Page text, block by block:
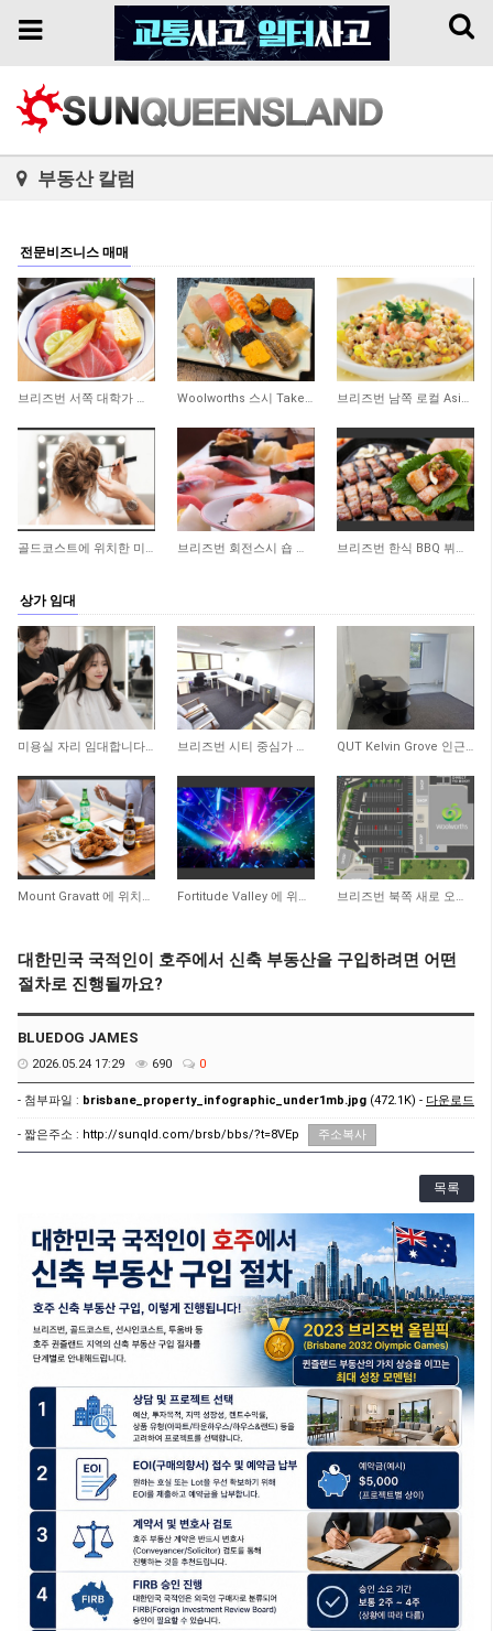
Toggle
Toggle
부동산 칼럼
전문비즈니스 매매
253 브리즈번 서쪽 대학가 인근 일식당 매매 합니다 286 Woolworths 스시 Take Away 숍 매매합니다 261 브리즈번 남쪽 로컬 Asian 식당 매매합니다
182 골드코스트에 위치한 미용실 매매합니다 240 브리즈번 회전스시 숍 매매합니다 250 브리즈번 한식 BBQ 뷔페 레스토랑 매매합니다
상가 임대
762 미용실 자리 임대합니다 - Yeronga 2,394 브리즈번 시티 중심가 사무실 공간 임대합니다 2,803 QUT Kelvin Grove 인근 오피스 공간 임대합니다
3,113 Mount Gravatt 에 위치한 한식(치킨) 또는 일식 가능한 상가 임대합니다 3,546 Fortitude Valley 에 위치한 대형 나이트클럽 자리 임대합니다 4,012 브리즈번 북쪽 새로 오픈하는 쇼핑센터 스시 또는 한식치킨 Takeaway 가능한 자리 임대…
대한민국 국적인이 호주에서 신축 부동산을 구입하려면 어떤
절차로 진행될까요?
BLUEDOG JAMES
2026.05.24 17:29 690 0
- 첨부파일 : brisbane_property_infographic_under1mb.jpg (472.1K) - 다운로드
- 짧은주소 : http://sunqld.com/brsb/bbs/?t=8VEp 주소복사
목록